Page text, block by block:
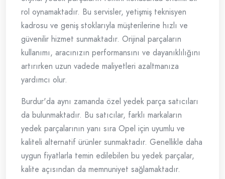
rol oynamaktadır. Bu servisler, yetişmiş teknisyen
kadrosu ve geniş stoklarıyla müşterilerine hızlı ve
güvenilir hizmet sunmaktadır. Orijinal parçaların
kullanımı, aracınızın performansını ve dayanıklılığını
artırırken uzun vadede maliyetleri azaltmanıza
yardımcı olur.
Burdur'da aynı zamanda özel yedek parça satıcıları
da bulunmaktadır. Bu satıcılar, farklı markaların
yedek parçalarının yanı sıra Opel için uyumlu ve
kaliteli alternatif ürünler sunmaktadır. Genellikle daha
uygun fiyatlarla temin edilebilen bu yedek parçalar,
kalite açısından da memnuniyet sağlamaktadır.